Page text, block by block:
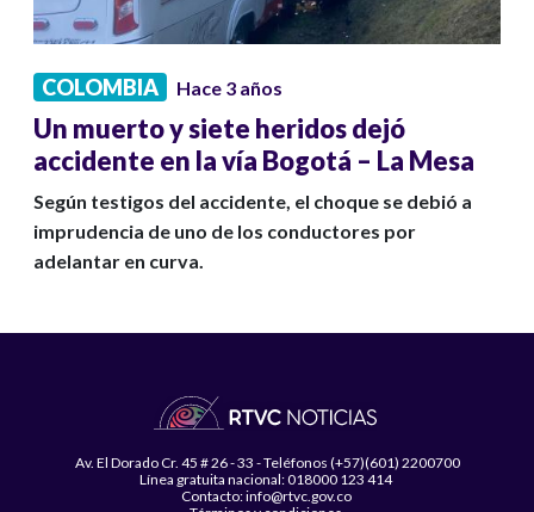
COLOMBIA Hace 3 años
Un muerto y siete heridos dejó
accidente en la vía Bogotá – La Mesa
Según testigos del accidente, el choque se debió a
imprudencia de uno de los conductores por
adelantar en curva.
Av. El Dorado Cr. 45 # 26 - 33 - Teléfonos (+57)(601) 2200700
Línea gratuita nacional: 018000 123 414
Contacto: info@rtvc.gov.co